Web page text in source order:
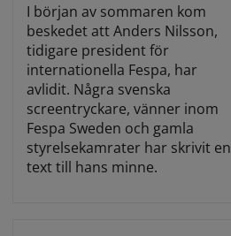
I början av sommaren kom
beskedet att Anders Nilsson,
tidigare president för
internationella Fespa, har
avlidit. Några svenska
screentryckare, vänner inom
Fespa Sweden och gamla
styrelsekamrater har skrivit en
text till hans minne.